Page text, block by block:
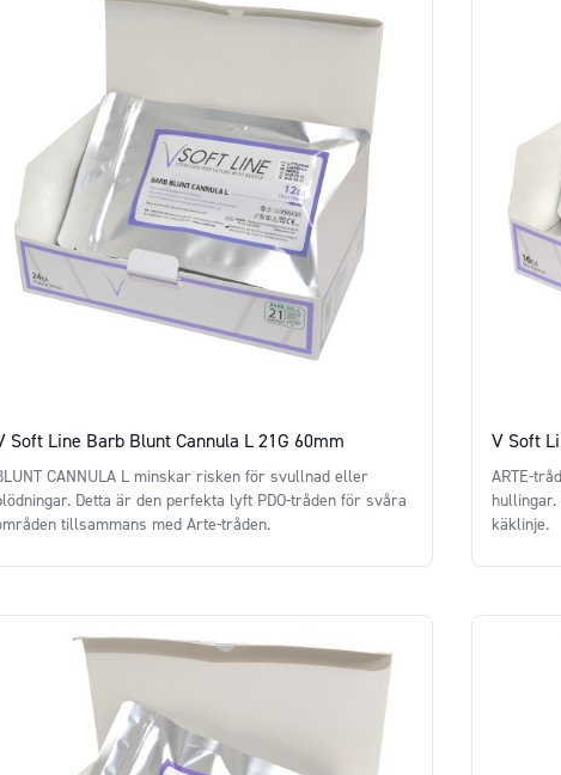
Soft Line Barb Blunt Cannula L 21G 60mm
CANNULA L minskar risken för svullnad eller
Detta är den perfekta lyft PDO-tråden för svåra
tillsammans med Arte-tråden.
V Soft
ARTE-
käklinje.